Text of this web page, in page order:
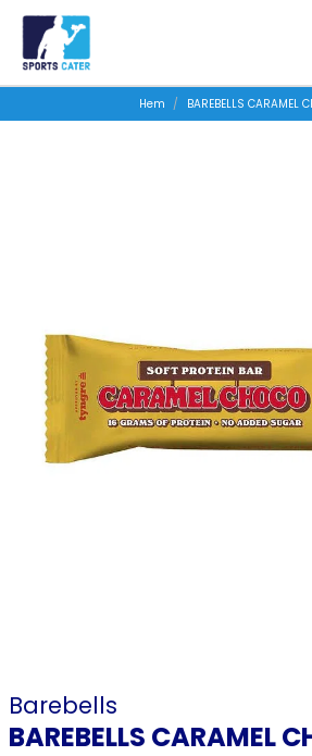
Hem BAREBELLS CARAMEL
Barebells
BAREBELLS CARAMEL